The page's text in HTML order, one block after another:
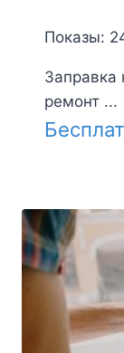
Показы:
Заправка
ремонт ...